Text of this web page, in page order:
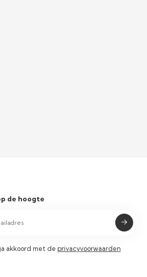
de hoogte
akkoord met de privacyvoorwaarden